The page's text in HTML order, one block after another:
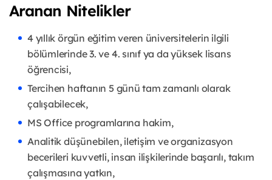
Aranan Nitelikler
4 yıllık örgün eğitim veren üniversitelerin ilgili
bölümlerinde 3. ve 4. sınıf ya da yüksek lisans
öğrencisi,
Tercihen haftanın 5 günü tam zamanlı olarak
çalışabilecek,
MS Office programlarına hakim,
Analitik düşünebilen, iletişim ve organizasyon
becerileri kuvvetli, insan ilişkilerinde başarılı, takım
çalışmasına yatkın,